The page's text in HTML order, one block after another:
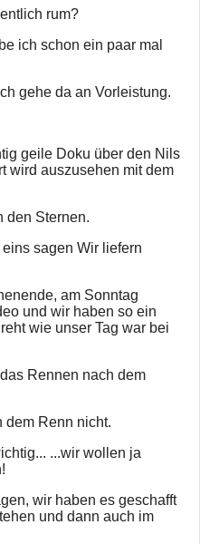
rum?
ich schon ein paar mal
gehe da an Vorleistung.
geile Doku über den Nils
wird auszusehen mit dem
den Sternen.
sagen Wir liefern
am Sonntag
und wir haben so ein
wie unser Tag war bei
Rennen nach dem
dem Renn nicht.
...wir wollen ja
wir haben es geschafft
und dann auch im